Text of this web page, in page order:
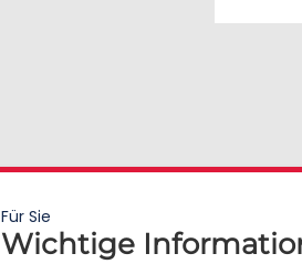
Für Sie
Wichtige